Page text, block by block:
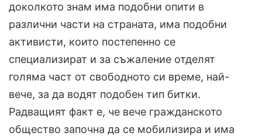
доколкото знам има подобни опити в
различни части на страната, има подобни
активисти, които постепенно се
специализират и за съжаление отделят
голяма част от свободното си време, най-
вече, за да водят подобен тип битки.
Радващият факт е, че вече гражданското
общество започна да се мобилизира и има